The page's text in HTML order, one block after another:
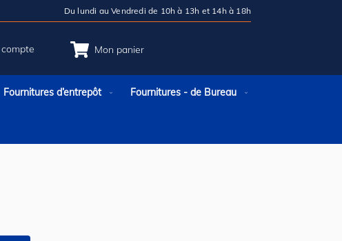
Du lundi au Vendredi de 10h à 13h et 14h à 18h
Mon panier
Fournitures d’entrepôt Fournitures - de Bureau